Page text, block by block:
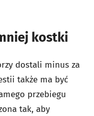
kostki
dostali minus za
także ma być
przebiegu
tak, aby